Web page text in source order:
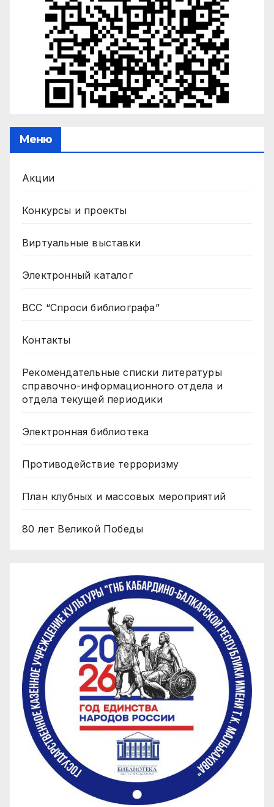
Меню
Акции
Конкурсы и проекты
Виртуальные выставки
Электронный каталог
ВСС “Спроси библиографа”
Контакты
Рекомендательные списки литературы
справочно-информационного отдела и
отдела текущей периодики
Электронная библиотека
Противодействие терроризму
План клубных и массовых мероприятий
80 лет Великой Победы